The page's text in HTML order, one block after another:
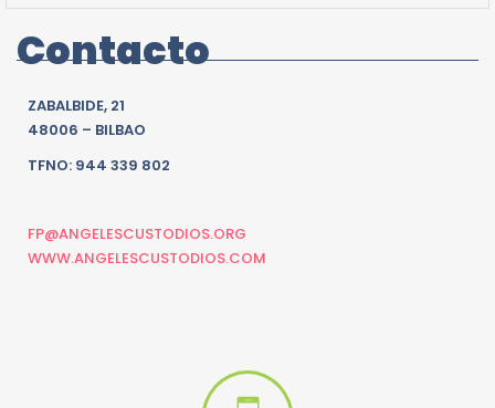
Contacto
ZABALBIDE, 21
48006 – BILBAO
TFNO: 944 339 802
FP@ANGELESCUSTODIOS.ORG
WWW.ANGELESCUSTODIOS.COM